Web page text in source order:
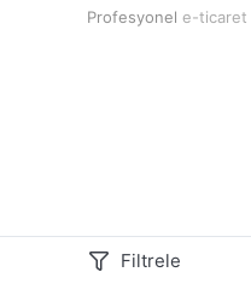
Filtrele
Profesyonel e-ticaret